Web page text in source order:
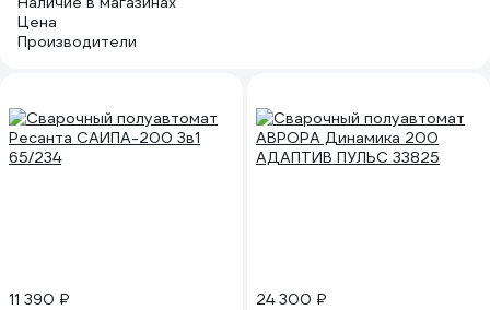
Цена
Производители
11 390 ₽
24 300 ₽